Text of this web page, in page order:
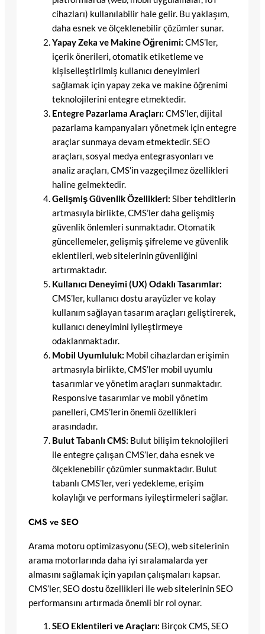
cihazları) kullanılabilir hale gelir. Bu yaklaşım,
daha esnek ve ölçeklenebilir çözümler sunar.
Yapay Zeka ve Makine Öğrenimi: CMS’ler,
içerik önerileri, otomatik etiketleme ve
kişiselleştirilmiş kullanıcı deneyimleri
sağlamak için yapay zeka ve makine öğrenimi
teknolojilerini entegre etmektedir.
Entegre Pazarlama Araçları: CMS’ler, dijital
pazarlama kampanyaları yönetmek için entegre
araçlar sunmaya devam etmektedir. SEO
araçları, sosyal medya entegrasyonları ve
analiz araçları, CMS’in vazgeçilmez özellikleri
haline gelmektedir.
Gelişmiş Güvenlik Özellikleri: Siber tehditlerin
artmasıyla birlikte, CMS’ler daha gelişmiş
güvenlik önlemleri sunmaktadır. Otomatik
güncellemeler, gelişmiş şifreleme ve güvenlik
eklentileri, web sitelerinin güvenliğini
artırmaktadır.
Kullanıcı Deneyimi (UX) Odaklı Tasarımlar:
CMS’ler, kullanıcı dostu arayüzler ve kolay
kullanım sağlayan tasarım araçları geliştirerek,
kullanıcı deneyimini iyileştirmeye
odaklanmaktadır.
Mobil Uyumluluk: Mobil cihazlardan erişimin
artmasıyla birlikte, CMS’ler mobil uyumlu
tasarımlar ve yönetim araçları sunmaktadır.
Responsive tasarımlar ve mobil yönetim
panelleri, CMS’lerin önemli özellikleri
arasındadır.
Bulut Tabanlı CMS: Bulut bilişim teknolojileri
ile entegre çalışan CMS’ler, daha esnek ve
ölçeklenebilir çözümler sunmaktadır. Bulut
tabanlı CMS’ler, veri yedekleme, erişim
kolaylığı ve performans iyileştirmeleri sağlar.
CMS ve SEO
Arama motoru optimizasyonu (SEO), web sitelerinin
arama motorlarında daha iyi sıralamalarda yer
almasını sağlamak için yapılan çalışmaları kapsar.
CMS’ler, SEO dostu özellikleri ile web sitelerinin SEO
performansını artırmada önemli bir rol oynar.
SEO Eklentileri ve Araçları: Birçok CMS, SEO